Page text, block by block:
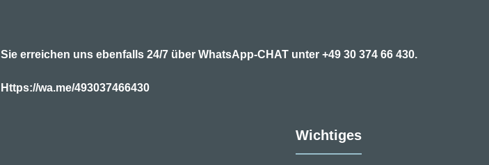
Sie erreichen uns ebenfalls 24/7 über WhatsApp-CHAT unter +49 30 374 66 430.
Https://wa.me/493037466430
Wichtiges